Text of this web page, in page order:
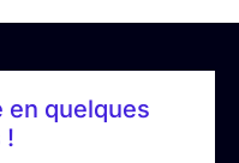
en quelques
!